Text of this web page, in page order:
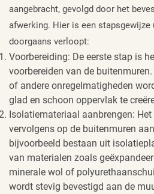
aangebracht, gevolgd door het
afwerking. Hier is een stapsgewijze
doorgaans verloopt:
Voorbereiding: De eerste stap is
voorbereiden van de
of andere onregelmatigheden
glad en schoon oppervlak te
Isolatiemateriaal aanbrengen:
vervolgens op de buitenmuren
bijvoorbeeld bestaan uit
van materialen zoals
minerale wol of
wordt stevig bevestigd aan de